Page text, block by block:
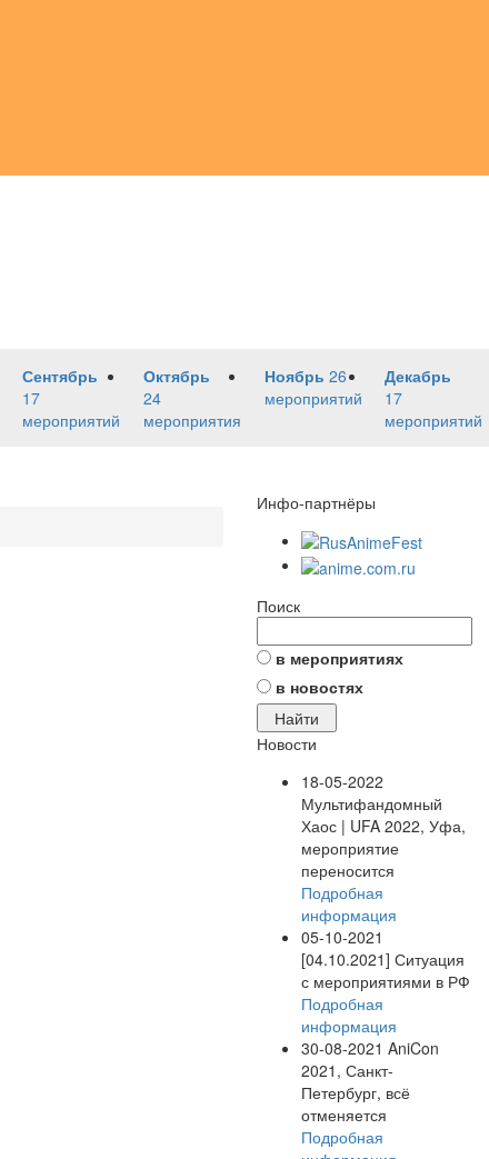
Сентябрь
17
мероприятий
Октябрь
24
мероприятия
Ноябрь 26
мероприятий
Декабрь
17
мероприятий
Инфо-партнёры
Поиск
в мероприятиях
в новостях
Новости
18-05-2022
Мультифандомный
Хаос | UFA 2022, Уфа,
мероприятие
переносится
Подробная
информация
05-10-2021
[04.10.2021] Ситуация
с мероприятиями в РФ
Подробная
информация
30-08-2021 AniCon
2021, Санкт-
Петербург, всё
отменяется
Подробная